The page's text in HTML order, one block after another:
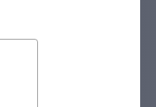
hlavná budova